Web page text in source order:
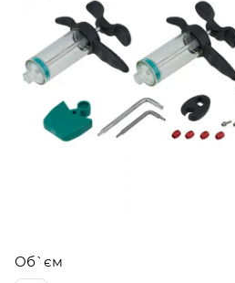
Об`єм